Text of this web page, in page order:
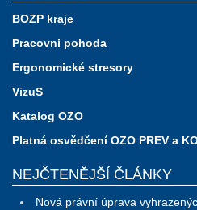
BOZP kraje
Pracovni pohoda
Ergonomické stresory
VizuS
Katalog OZO
Platná osvědčení OZO PREV a
NEJČTENĚJŠÍ ČLÁNKY
Nová právní úprava